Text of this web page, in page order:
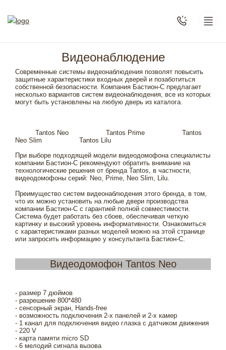
Видеонаблюдение
Современные системы видеонаблюдения позволят повысить
защитные характеристики входных дверей и позаботиться
собственной безопасности. Компания Бастион-С предлагает
несколько вариантов систем видеонаблюдения, все из которых
могут быть установлены на любую дверь из каталога.
Tantos Neo Tantos Prime
Tantos
Neo Slim
Tantos Lilu
При выборе подходящей модели видеодомофона специалисты
компании Бастион-С рекомендуют обратить внимание на
технологические решения от бренда Tantos, в частности,
видеодомофоны серий: Neo, Prime, Neo Slim, Lilu.
Преимущество систем видеонаблюдения этого бренда, в том,
что их можно установить на любые двери производства
компании Бастион-С с гарантией полной совместимости.
Система будет работать без сбоев, обеспечивая четкую
картинку и высокий уровень информативности. Ознакомиться
с характеристиками разных моделей можно на этой странице
или запросить информацию у консультанта Бастион-С.
Видеодомофон Tantos Neo
- размер 7 дюймов
- разрешение 800*480
- сенсорный экран, Hands-free
- возможность подключения 2-х панелей и 2-х камер
- 1 канал для подключения видео глазка с датчиком движения
- 220 V
- карта памяти micro SD
- 6 мелодий сигнала вызова